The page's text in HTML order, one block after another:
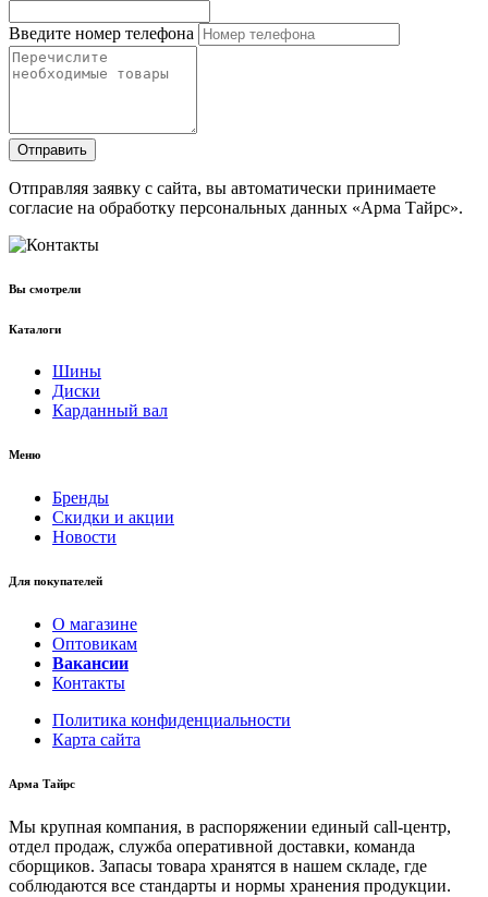
Введите номер телефона
Отправить
Отправляя заявку с сайта, вы автоматически принимаете
согласие на обработку персональных данных «Арма Тайрс».
Вы смотрели
Каталоги
Шины
Диски
Карданный вал
Меню
Бренды
Скидки и акции
Новости
Для покупателей
О магазине
Оптовикам
Вакансии
Контакты
Политика конфиденциальности
Карта сайта
Арма Тайрс
Мы крупная компания, в распоряжении единый call-центр,
отдел продаж, служба оперативной доставки, команда
сборщиков. Запасы товара хранятся в нашем складе, где
соблюдаются все стандарты и нормы хранения продукции.